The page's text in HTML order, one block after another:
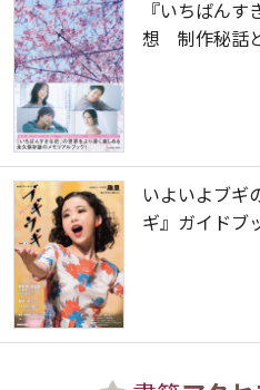
『いちばん
想 制作秘話
いよいよブ
ギ』ガイドブ